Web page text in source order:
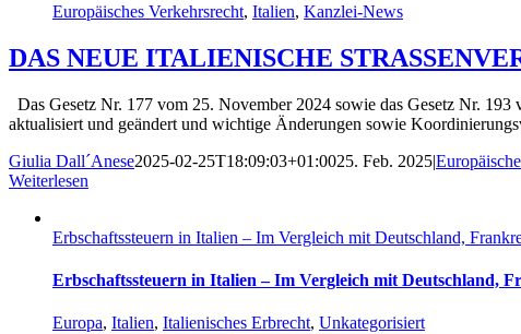
Europäisches Verkehrsrecht, Italien, Kanzlei-News
DAS NEUE ITALIENISCHE
Das Gesetz Nr. 177 vom 25. November 2024 sowie das Gesetz Nr.
aktualisiert und geändert und wichtige Änderungen sowie
Giulia Dall´Anese2025-02-25T18:09:03+01:0025. Feb. 2025|
Weiterlesen
Erbschaftssteuern in Italien – Im Vergleich mit Deutschland,
Erbschaftssteuern in Italien – Im Vergleich mit Deutschland,
Europa, Italien, Italienisches Erbrecht, Unkategorisiert